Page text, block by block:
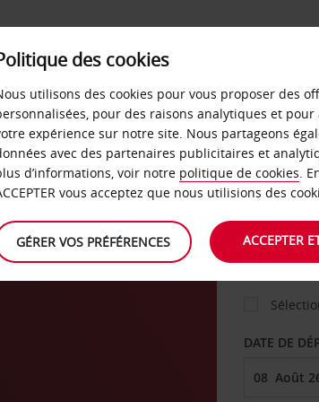
LIBRE-SERVICE
AGENCE DE
DATE DE
des cookies
utilisons des cookies pour vous proposer des
pour des raisons analytiques et
expérience sur notre site. Nous partageons
avec des partenaires publicitaires et
d’informations, voir notre politique de cookies.
vous acceptez que nous utilisions des
GÉRER VOS PRÉFÉRENCES ACCEPTER